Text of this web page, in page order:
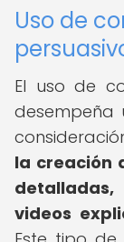
Uso de
El uso de
desempeña
la creación
videos